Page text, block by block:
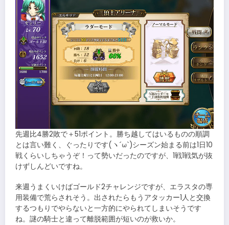
先週比4勝2敗で＋51ポイント。勝ち越してはいるものの順調
とは言い難く、ぐったりです(ヽ´ω`)シーズン始まる前は1日10
戦くらいしちゃうぞ！って勢いだったのですが、1戦1戦気が抜
けずしんどいですね。
来週うまくいけばゴールド2チャレンジですが、エラスタの専
用装備で荒らされそう。出されたらもうアタッカー1人と交換
するつもりでやらないと一方的にやられてしまいそうです
ね。謎の騎士と違って離脱範囲が短いのが救いか。